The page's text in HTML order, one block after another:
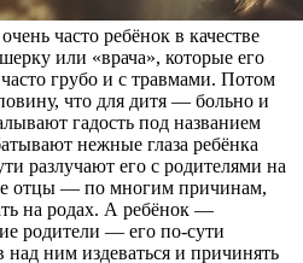
часто ребёнок в качестве
или «врача», которые его
грубо и с травмами. Потом
что для дитя — больно и
гадость под названием
нежные глаза ребёнка
разлучают его с родителями на
отцы — по многим причинам,
на родах. А ребёнок —
родители — его по-сути
ним издеваться и причинять